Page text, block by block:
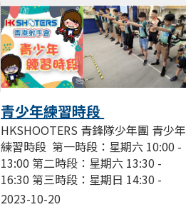
青少年練習時段
2023-10-20
HKSHOOTERS 青鋒隊少年團 青少年
練習時段 第一時段：星期六 10:00 -
13:00 第二時段：星期六 13:30 -
16:30 第三時段：星期日 14:30 -
17:30 費用 : $200/節 由資深教練帶領